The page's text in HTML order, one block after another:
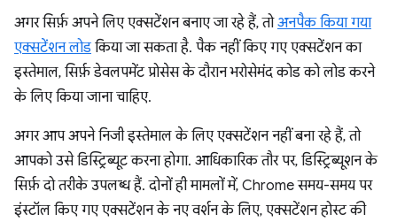
अगर सिर्फ़ अपने लिए एक्सटेंशन बनाए जा रहे हैं, तोअनपैक किया गया
एक्सटेंशन लोड किया जा सकता है. पैक नहीं किए गए एक्सटेंशन का
इस्तेमाल, सिर्फ़ डेवलपमेंट प्रोसेस के दौरान भरोसेमंद कोड को लोड करने
के लिए किया जाना चाहिए.
अगर आप अपने निजी इस्तेमाल के लिए एक्सटेंशन नहीं बना रहे हैं, तो
आपको उसे डिस्ट्रिब्यूट करना होगा. आधिकारिक तौर पर, डिस्ट्रिब्यूशन के
सिर्फ़ दो तरीके उपलब्ध हैं. दोनों ही मामलों में, Chrome समय-समय पर
इंस्टॉल किए गए एक्सटेंशन के नए वर्शन के लिए, एक्सटेंशन होस्ट की